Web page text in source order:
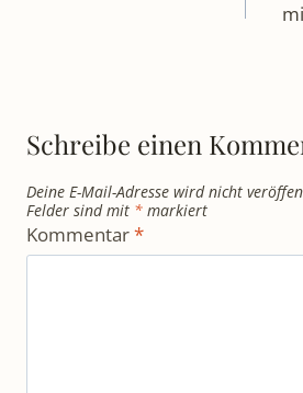
Schreibe einen
Deine E-Mail-Adresse wird nicht
Felder sind mit * markiert
Kommentar*